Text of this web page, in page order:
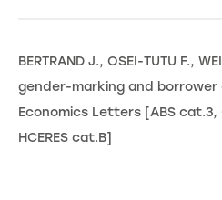
BERTRAND J., OSEI-TUTU F.,
gender-marking and borrower
Economics Letters [ABS cat.3,
HCERES cat.B]